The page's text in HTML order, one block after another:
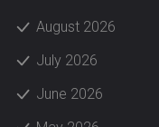
August 2026
July 2026
June 2026